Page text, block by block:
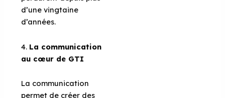
d’une vingtaine
d’années.
4. La communication
au cœur de GTI
La communication
permet de créer des